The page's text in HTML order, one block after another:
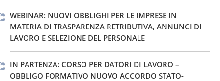
WEBINAR: NUOVI OBBLIGHI PER LE IMPRESE IN
MATERIA DI TRASPARENZA RETRIBUTIVA, ANNUNCI DI
LAVORO E SELEZIONE DEL PERSONALE
IN PARTENZA: CORSO PER DATORI DI LAVORO –
OBBLIGO FORMATIVO NUOVO ACCORDO STATO-